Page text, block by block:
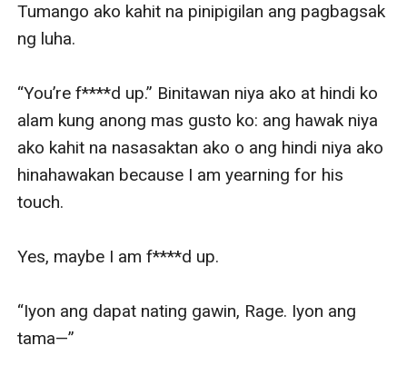
Tumango ako kahit na pinipigilan ang pagbagsak
ng luha.
“You’re f****d up.” Binitawan niya ako at hindi ko
alam kung anong mas gusto ko: ang hawak niya
ako kahit na nasasaktan ako o ang hindi niya ako
hinahawakan because I am yearning for his
touch.
Yes, maybe I am f****d up.
“Iyon ang dapat nating gawin, Rage. Iyon ang
tama—”